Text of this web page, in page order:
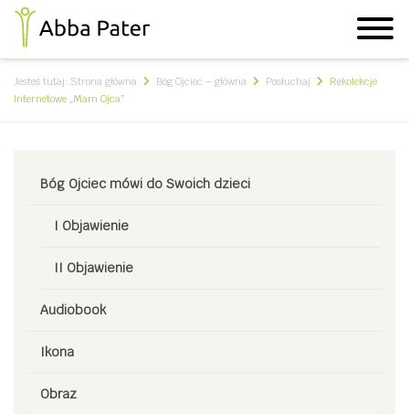
Jesteś tutaj: Strona główna Bóg Ojciec – główna Posłuchaj
Rekolekcje
Internetowe „Mam Ojca”
Bóg Ojciec mówi do Swoich dzieci
I Objawienie
II Objawienie
Audiobook
Ikona
Obraz